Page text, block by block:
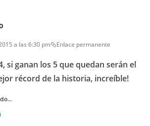
a las 6:30 pm Enlace permanente
si ganan los 5 que quedan serán el
récord de la historia, increíble!